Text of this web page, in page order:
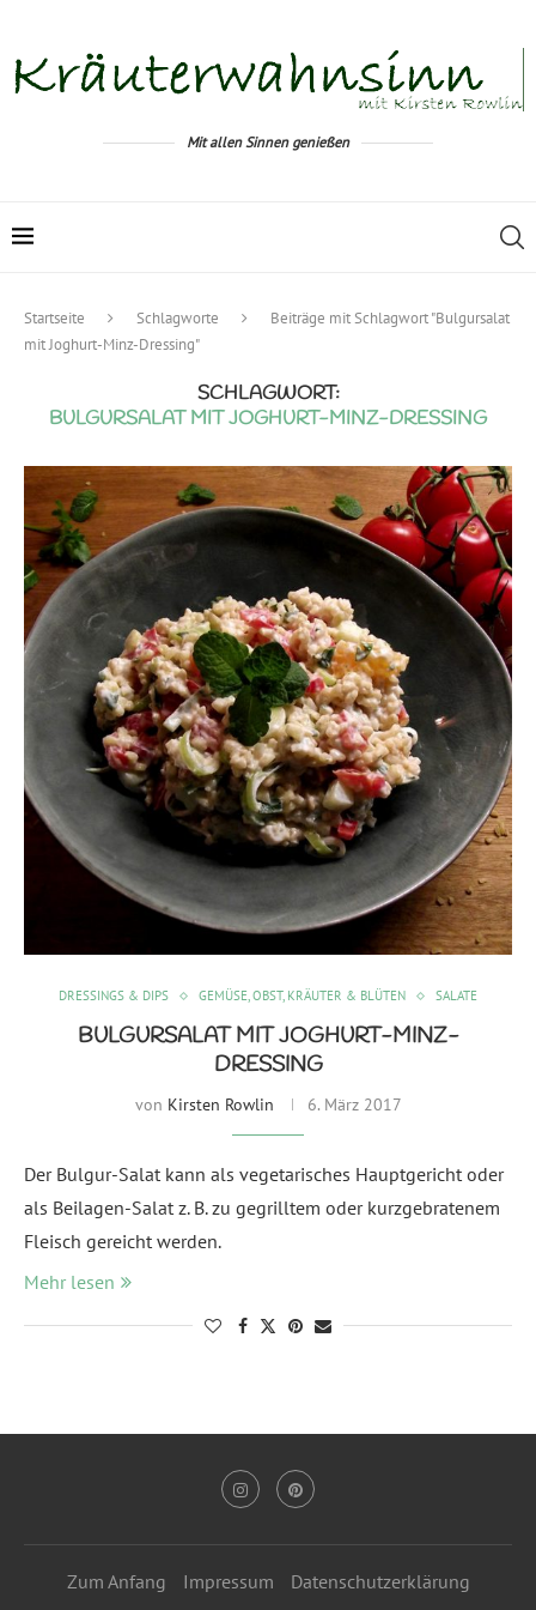
Mit allen Sinnen genießen
Startseite Schlagworte
Beiträge mit Schlagwort "Bulgursalat
mit Joghurt-Minz-Dressing"
SCHLAGWORT:
BULGURSALAT MIT JOGHURT-MINZ-DRESSING
DRESSINGS & DIPS GEMÜSE, OBST, KRÄUTER & BLÜTEN SALATE
BULGURSALAT MIT JOGHURT-MINZ-
DRESSING
von Kirsten Rowlin 6. März 2017
Der Bulgur-Salat kann als vegetarisches Hauptgericht oder
als Beilagen-Salat z. B. zu gegrilltem oder kurzgebratenem
Fleisch gereicht werden.
Mehr lesen
Zum Anfang Impressum Datenschutzerklärung